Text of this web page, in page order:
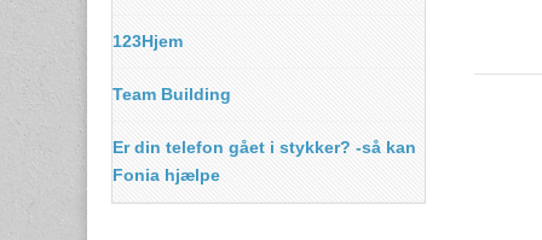
123Hjem
Team Building
Er din telefon gået i stykker? -så kan
Fonia hjælpe